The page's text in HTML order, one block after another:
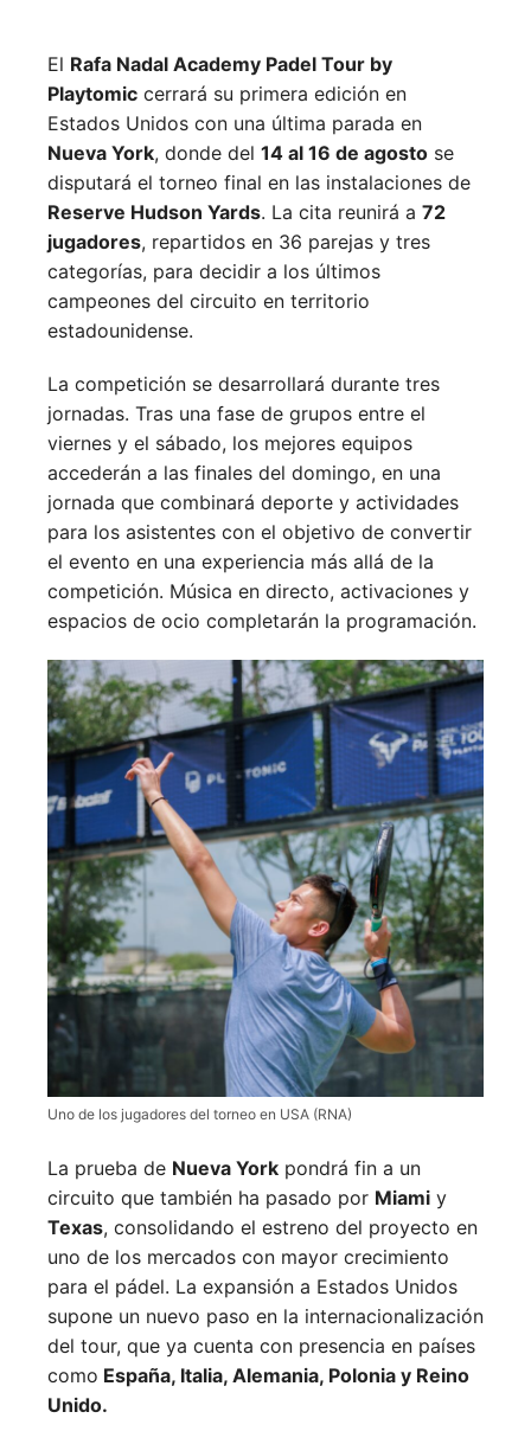
El Rafa Nadal Academy Padel Tour by
Playtomic cerrará su primera edición en
Estados Unidos con una última parada en
Nueva York, donde del 14 al 16 de agosto se
disputará el torneo final en las instalaciones de
Reserve Hudson Yards. La cita reunirá a 72
jugadores, repartidos en 36 parejas y tres
categorías, para decidir a los últimos
campeones del circuito en territorio
estadounidense.
La competición se desarrollará durante tres
jornadas. Tras una fase de grupos entre el
viernes y el sábado, los mejores equipos
accederán a las finales del domingo, en una
jornada que combinará deporte y actividades
para los asistentes con el objetivo de convertir
el evento en una experiencia más allá de la
competición. Música en directo, activaciones y
espacios de ocio completarán la programación.
Uno de los jugadores del torneo en USA (RNA)
La prueba de Nueva York pondrá fin a un
circuito que también ha pasado por Miami y
Texas, consolidando el estreno del proyecto en
uno de los mercados con mayor crecimiento
para el pádel. La expansión a Estados Unidos
supone un nuevo paso en la internacionalización
del tour, que ya cuenta con presencia en países
como España, Italia, Alemania, Polonia y Reino
Unido.